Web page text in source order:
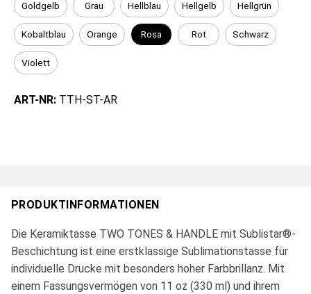
Goldgelb Grau Hellblau Hellgelb Hellgrün
Kobaltblau Orange Rosa Rot Schwarz
Violett
ART-NR: TTH-ST-AR
PRODUKTINFORMATIONEN
Die Keramiktasse TWO TONES & HANDLE mit Sublistar®-
Beschichtung ist eine erstklassige Sublimationstasse für
individuelle Drucke mit besonders hoher Farbbrillanz. Mit
einem Fassungsvermögen von 11 oz (330 ml) und ihrem